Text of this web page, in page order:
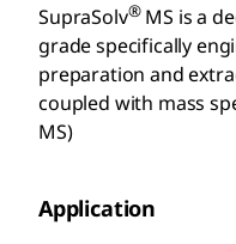
SupraSolv®MS is a
grade specifically
preparation and
coupled with mass
MS)
Application